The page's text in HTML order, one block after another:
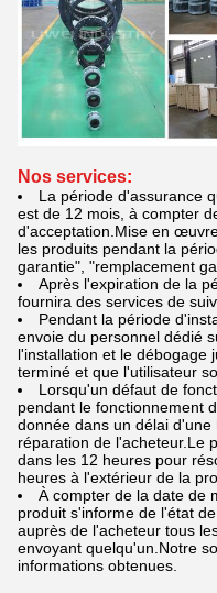
Nos services:
La période d'assurance
est de 12 mois, à compter
d'acceptation.Mise en
les produits pendant la
garantie", "remplacement
Après l'expiration de la
fournira des services de
Pendant la période
envoie du personnel dédié
l'installation et le débogage
terminé et que l'utilisateur
Lorsqu'un défaut de
pendant le fonctionnement
donnée dans un délai
réparation de l'acheteur.Le
dans les 12 heures pour
heures à l'extérieur de la
À compter de la date de
produit s'informe de l'état
auprès de l'acheteur tous
envoyant quelqu'un.Notre
informations obtenues.